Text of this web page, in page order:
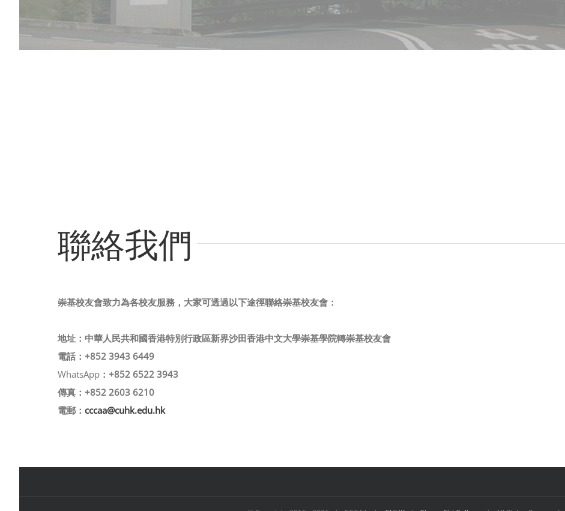
聯絡我們
崇基校友會致力為各校友服務，大家可透過以下途徑聯絡崇基校友會：
地址：中華人民共和國香港特別行政區新界沙田香港中文大學崇基學院轉崇基校友會
電話：+852 3943 6449
WhatsApp ：+852 6522 3943
傳真：+852 2603 6210
電郵： cccaa@cuhk.edu.hk